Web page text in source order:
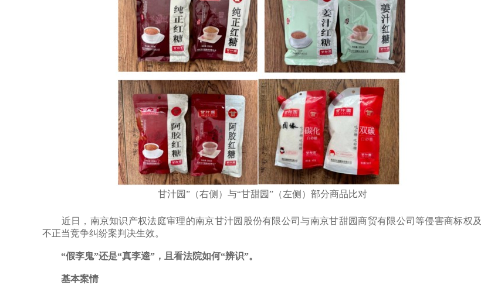
甘汁园”（右侧）与“甘甜园”（左侧）部分商品比对
近日，南京知识产权法庭审理的南京甘汁园股份有限公司与南京甘甜园商贸有限公司等侵害商标权及
不正当竞争纠纷案判决生效。
“假李鬼”还是“真李逵”，且看法院如何“辨识”。
基本案情